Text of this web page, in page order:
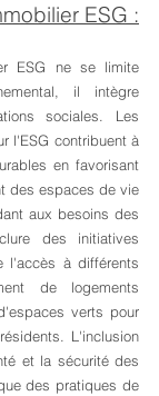
ESG :
ESG ne se limite
il intègre
sociales. Les
l'ESG contribuent à
en favorisant
des espaces de vie
aux besoins des
des initiatives
l'accès à différents
de logements
verts pour
L'inclusion
et la sécurité des
des pratiques de